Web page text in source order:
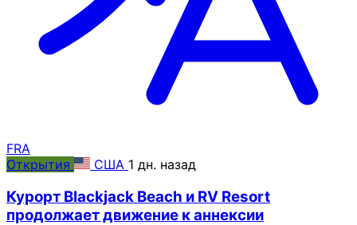
FRA
Открытия
США 1 дн. назад
Курорт Blackjack Beach и RV Resort
продолжает движение к аннексии